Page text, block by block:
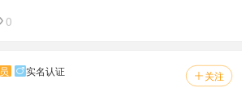
0
 关注
实名认证